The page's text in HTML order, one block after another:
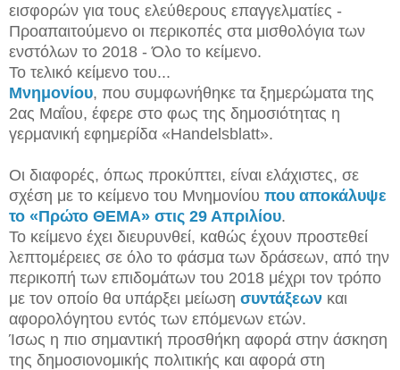
εισφορών για τους ελεύθερους επαγγελματίες -
Προαπαιτούμενο οι περικοπές στα μισθολόγια των
ενστόλων το 2018 - Όλο το κείμενο.
Το τελικό κείμενο του...
Μνημονίου, που συμφωνήθηκε τα ξημερώματα της
2ας Μαΐου, έφερε στο φως της δημοσιότητας η
γερμανική εφημερίδα «Handelsblatt».
Οι διαφορές, όπως προκύπτει, είναι ελάχιστες, σε
σχέση με το κείμενο του Μνημονίου που αποκάλυψε
το «Πρώτο ΘΕΜΑ» στις 29 Απριλίου.
Το κείμενο έχει διευρυνθεί, καθώς έχουν προστεθεί
λεπτομέρειες σε όλο το φάσμα των δράσεων, από την
περικοπή των επιδομάτων του 2018 μέχρι τον τρόπο
με τον οποίο θα υπάρξει μείωση συντάξεων και
αφορολόγητου εντός των επόμενων ετών.
Ίσως η πιο σημαντική προσθήκη αφορά στην άσκηση
της δημοσιονομικής πολιτικής και αφορά στη